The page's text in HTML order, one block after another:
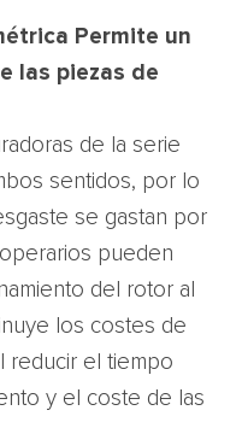
Permite un
las piezas de
de la serie
sentidos, por lo
se gastan por
pueden
del rotor al
los costes de
reducir el tiempo
y el coste de las